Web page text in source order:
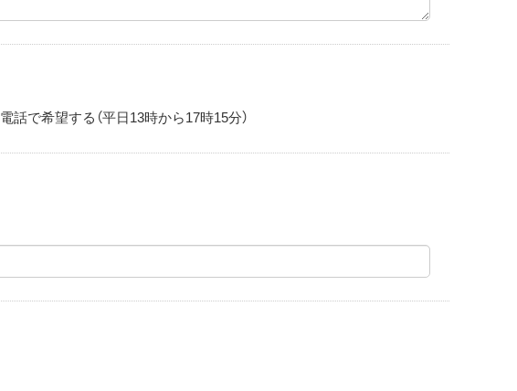
電話で希望する（平日13時から17時15分）